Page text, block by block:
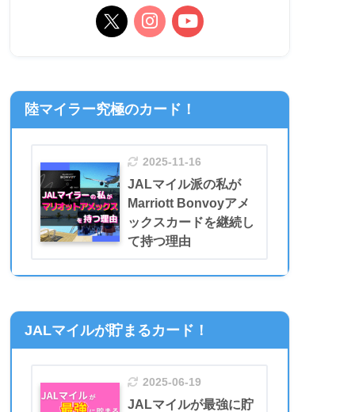
陸マイラー究極のカード！
2025-11-16
JALマイル派の私が
Marriott Bonvoyアメ
ックスカードを継続し
て持つ理由
JALマイルが貯まるカード！
2025-06-19
JALマイルが最強に貯